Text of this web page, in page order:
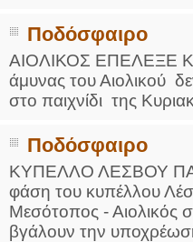
Ποδόσφαιρο
ΑΙΟΛΙΚΟΣ ΕΠΕΛΕΞΕ
άμυνας του Αιολικού
στο παιχνίδι της
Ποδόσφαιρο
ΚΥΠΕΛΛΟ ΛΕΣΒΟΥ
φάση του κυπέλλου
Μεσότοπος - Αιολικός
βγάλουν την